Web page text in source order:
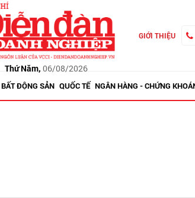
Thứ Năm, 06/08/2026
GIỚI THIỆU
BẤT ĐỘNG SẢN QUỐC TẾ NGÂN HÀNG - CHỨNG